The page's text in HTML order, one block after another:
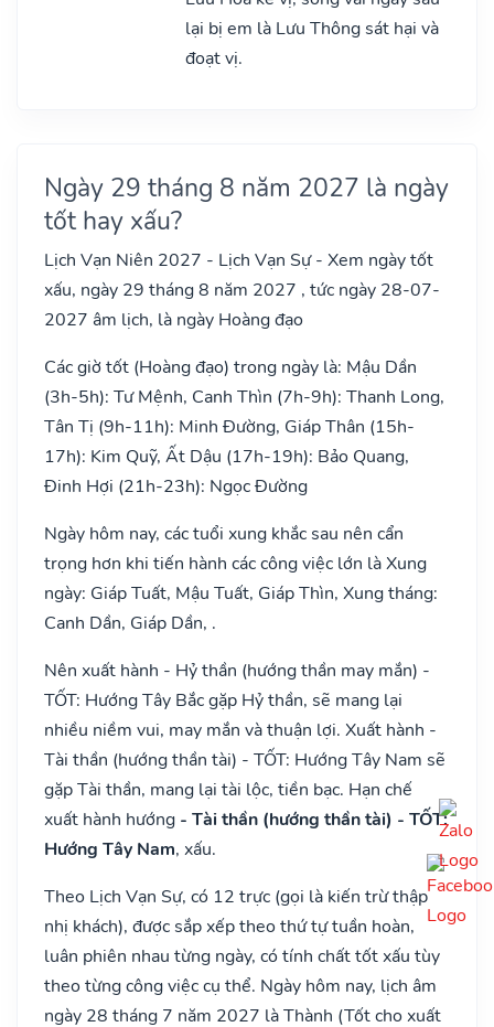
lại bị em là Lưu Thông sát hại và
đoạt vị.
Ngày 29 tháng 8 năm 2027 là ngày
tốt hay xấu?
Lịch Vạn Niên 2027 - Lịch Vạn Sự - Xem ngày tốt
xấu, ngày 29 tháng 8 năm 2027 , tức ngày 28-07-
2027 âm lịch, là ngày Hoàng đạo
Các giờ tốt (Hoàng đạo) trong ngày là: Mậu Dần
(3h-5h): Tư Mệnh, Canh Thìn (7h-9h): Thanh Long,
Tân Tị (9h-11h): Minh Đường, Giáp Thân (15h-
17h): Kim Quỹ, Ất Dậu (17h-19h): Bảo Quang,
Đinh Hợi (21h-23h): Ngọc Đường
Ngày hôm nay, các tuổi xung khắc sau nên cẩn
trọng hơn khi tiến hành các công việc lớn là Xung
ngày: Giáp Tuất, Mậu Tuất, Giáp Thìn, Xung tháng:
Canh Dần, Giáp Dần, .
Nên xuất hành - Hỷ thần (hướng thần may mắn) -
TỐT: Hướng Tây Bắc gặp Hỷ thần, sẽ mang lại
nhiều niềm vui, may mắn và thuận lợi. Xuất hành -
Tài thần (hướng thần tài) - TỐT: Hướng Tây Nam sẽ
gặp Tài thần, mang lại tài lộc, tiền bạc. Hạn chế
xuất hành hướng - Tài thần (hướng thần tài) - TỐT:
Hướng Tây Nam, xấu.
Theo Lịch Vạn Sự, có 12 trực (gọi là kiến trừ thập
nhị khách), được sắp xếp theo thứ tự tuần hoàn,
luân phiên nhau từng ngày, có tính chất tốt xấu tùy
theo từng công việc cụ thể. Ngày hôm nay, lịch âm
ngày 28 tháng 7 năm 2027 là Thành (Tốt cho xuất